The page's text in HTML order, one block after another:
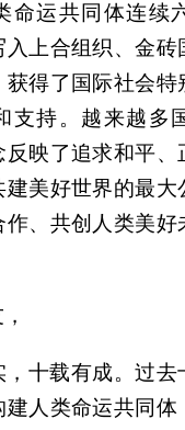
命运共同体连续
上合组织、金砖
获得了国际社会特
支持。越来越多
反映了追求和平、
建美好世界的最大
作、共创人类美好
，十载有成。过去
人类命运共同体